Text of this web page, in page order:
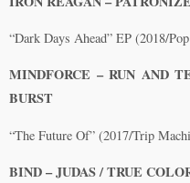
“Dark Days Ahead” EP (2018/
MINDFORCE – RUN AND
BURST
“The Future Of” (2017/Trip
BIND – JUDAS / TRUE